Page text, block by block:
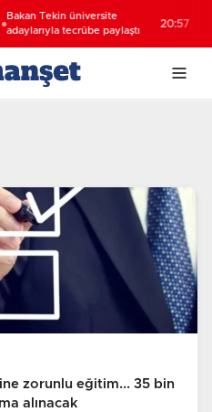
Tekin üniversite
tecrübe paylaştı
zorunlu eğitim... 35 bin
alınacak